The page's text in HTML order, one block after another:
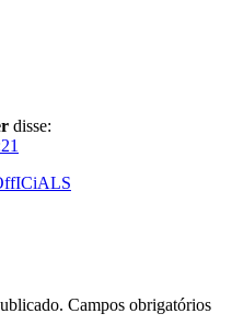
disse:
Campos obrigatórios